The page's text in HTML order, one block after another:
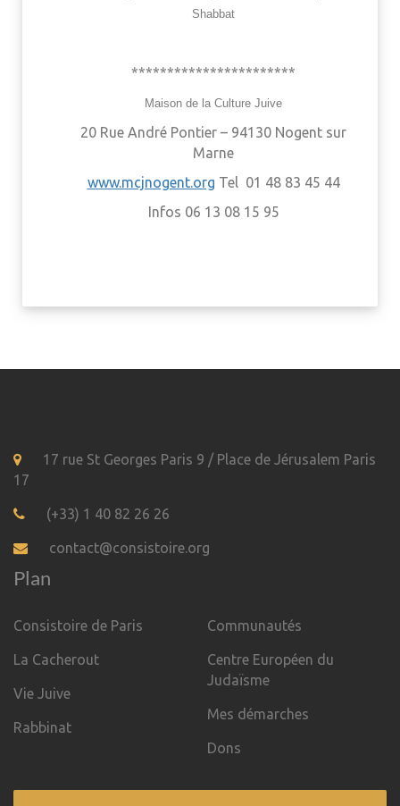
Shabbat
***********************
Maison de la Culture Juive
20 Rue André Pontier – 94130 Nogent sur
Marne
www.mcjnogent.org Tel 01 48 83 45 44
Infos 06 13 08 15 95
17 rue St Georges Paris 9 / Place de Jérusalem Paris
17
(+33) 1 40 82 26 26
contact@consistoire.org
Plan
Consistoire de Paris
La Cacherout
Vie Juive
Rabbinat
Communautés
Centre Européen du
Judaïsme
Mes démarches
Dons